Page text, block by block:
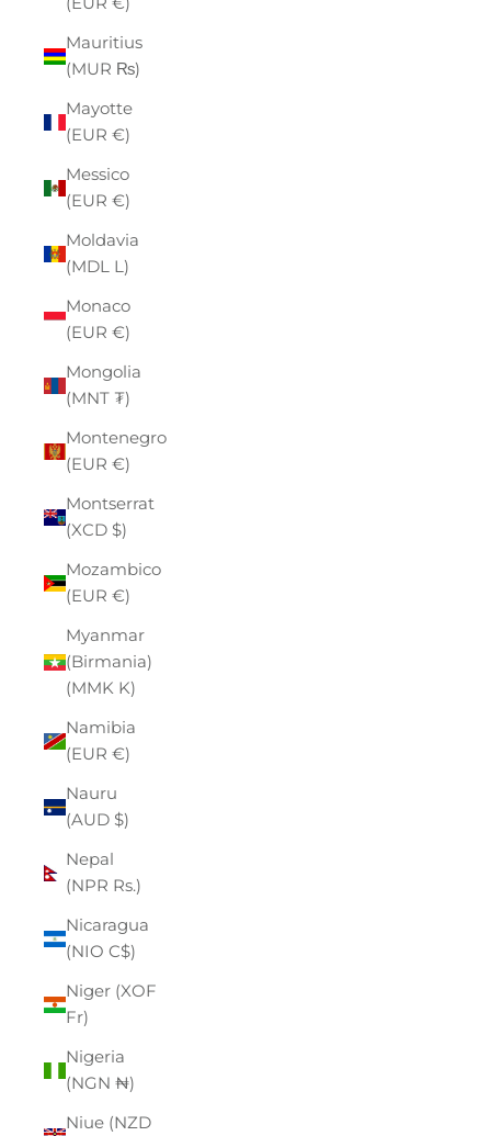
Mauritius
(MUR ₨)
Mayotte
(EUR €)
Messico
(EUR €)
Moldavia
(MDL L)
Monaco
(EUR €)
Mongolia
(MNT ₮)
Montenegro
(EUR €)
Montserrat
(XCD $)
Mozambico
(EUR €)
Myanmar
(Birmania)
(MMK K)
Namibia
(EUR €)
Nauru
(AUD $)
Nepal
(NPR Rs.)
Nicaragua
(NIO C$)
Niger (XOF
Fr)
Nigeria
(NGN ₦)
Niue (NZD